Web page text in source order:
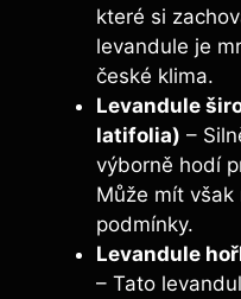
které si
levandule je
české klima.
Levandule
latifolia) –
výborně hodí
Může mít
podmínky.
Levandule
– Tato